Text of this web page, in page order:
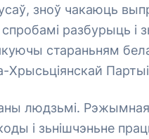
зноў чакаюць
разбурыць і
стараньням
Хрысьціянскай
людзьмі. Рэжымная
і зьнішчэньне